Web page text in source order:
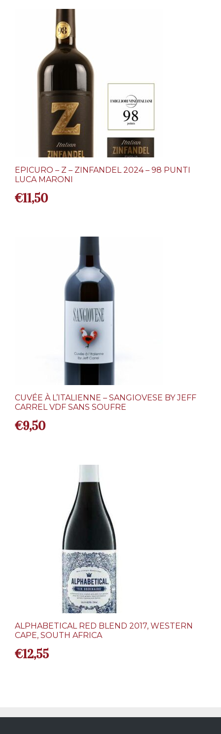
EPICURO – Z – ZINFANDEL 2024 – 98 PUNTI
LUCA MARONI
€11,50
CUVÉE À L’ITALIENNE – SANGIOVESE BY JEFF
CARREL VDF SANS SOUFRE
€9,50
ALPHABETICAL RED BLEND 2017, WESTERN
CAPE, SOUTH AFRICA
€12,55